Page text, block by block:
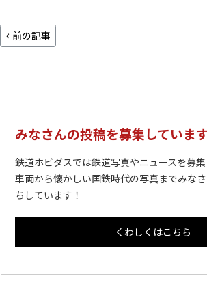
前の記事
みなさんの投稿を募集していま
鉄道ホビダスでは鉄道写真やニュースを募
車両から懐かしい国鉄時代の写真までみな
ちしています！
くわしくはこちら